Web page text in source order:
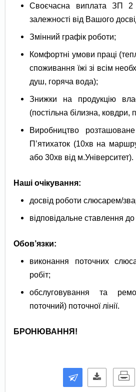
Своєчасна виплата ЗП
залежності від Вашого
Змінний графік роботи;
Комфортні умови праці
споживання їжі зі всім
душ, горяча вода);
Знижки на продукцію
(постільна білизна, ковдри,
Виробництво
П’ятихаток (10хв на
або 30хв від м.Університет).
Нашіочікування:
досвід роботи слюсарем/
відповідальне ставлення
Обов’язки:
виконання поточних
робіт;
обслуговування та
поточний) поточної лінії.
БРОНЮВАННЯ!